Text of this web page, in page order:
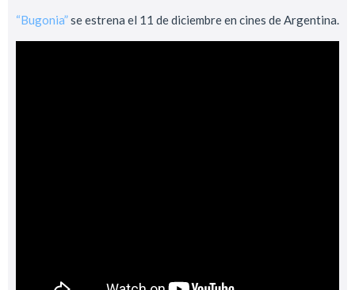
“Bugonia”se estrena el 11 de diciembre en cines de Argentina.